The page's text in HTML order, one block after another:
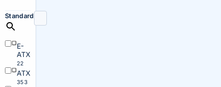
Standard
E-
ATX
22
ATX
353